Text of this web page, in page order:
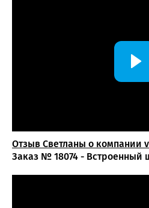
Отзыв Светланы о компании
Заказ № 18074 -